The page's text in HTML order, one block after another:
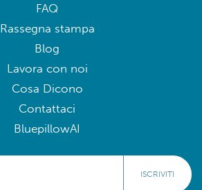
FAQ
Rassegna stampa
Blog
Lavora con noi
Cosa Dicono
Contattaci
BluepillowAI
ISCRIVITI